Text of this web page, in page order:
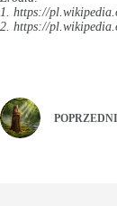
1. https://
2. https://
POPRZEDNI